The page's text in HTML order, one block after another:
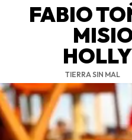
FABIO
TIERRA SIN MAL